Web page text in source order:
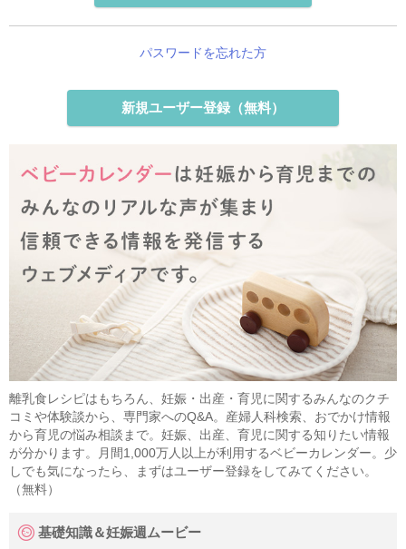
パスワードを忘れた方
新規ユーザー登録（無料）
離乳食レシピはもちろん、妊娠・出産・育児に関するみんなのクチ
コミや体験談から、専門家へのQ&A。産婦人科検索、おでかけ情報
から育児の悩み相談まで。妊娠、出産、育児に関する知りたい情報
が分かります。月間1,000万人以上が利用するベビーカレンダー。少
しでも気になったら、まずはユーザー登録をしてみてください。
（無料）
基礎知識＆妊娠週ムービー